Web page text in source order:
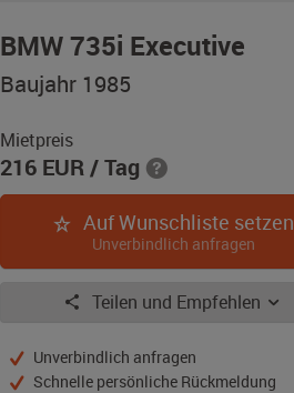
BMW 735i Executive
Baujahr 1985
Mietpreis
216 EUR/ Tag
Auf Wunschliste setzen
Unverbindlich anfragen
Teilen und Empfehlen
Unverbindlich anfragen
Schnelle persönliche Rückmeldung